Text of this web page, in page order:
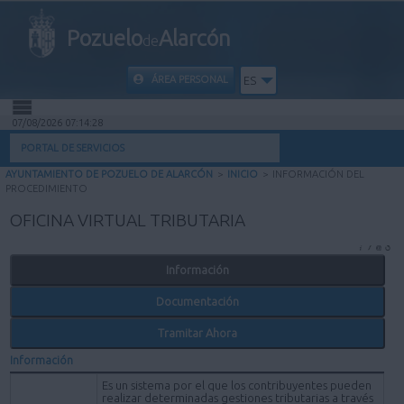
PozuelodeAlarcón
ÁREA PERSONAL ES
INICIO
INFORMACIÓN PÚBLICA
MI CARPETA
INFORMACIÓN MUNICIPAL
AYUDA
07/08/2026 07:14:28
PORTAL DE SERVICIOS
AYUNTAMIENTO DE POZUELO DE ALARCÓN > INICIO > INFORMACIÓN DEL
PROCEDIMIENTO
OFICINA VIRTUAL TRIBUTARIA
Información
Documentación
Tramitar Ahora
Información
Es un sistema por el que los contribuyentes pueden
realizar determinadas gestiones tributarias a través